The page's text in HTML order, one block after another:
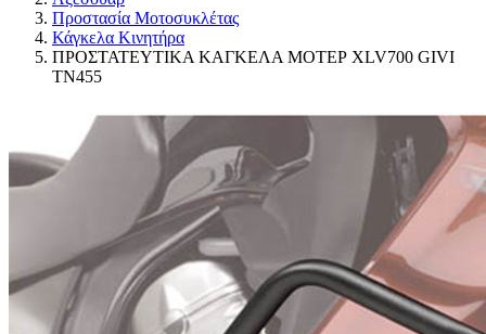
Προστασία Μοτοσυκλέτας
Κάγκελα Κινητήρα
ΠΡΟΣΤΑΤΕΥΤΙΚΑ ΚΑΓΚΕΛΑ ΜΟΤΕΡ XLV700 GIVI
TN455